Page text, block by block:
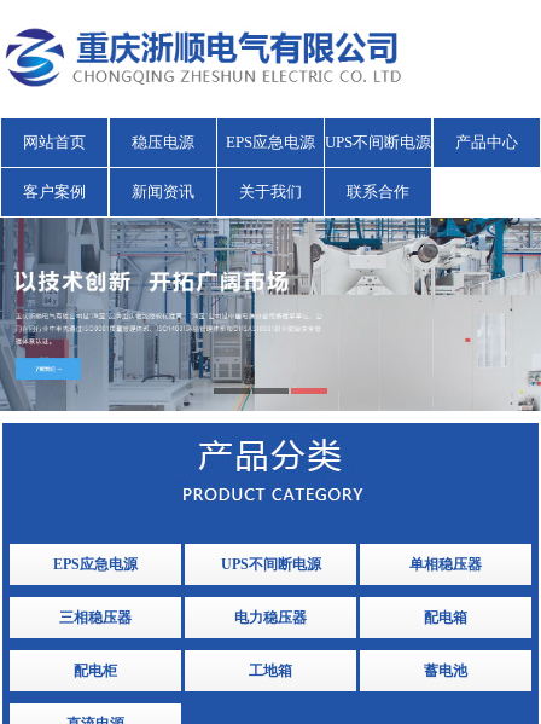
网站首页 稳压电源 EPS应急电源 UPS不间断电源 产品中心
客户案例 新闻资讯 关于我们 联系合作
EPS应急电源 UPS不间断电源 单相稳压器
三相稳压器 电力稳压器 配电箱
配电柜 工地箱 蓄电池